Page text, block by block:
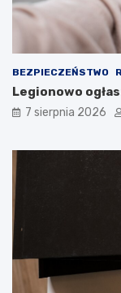
BEZPIECZEŃSTWO
Legionowo
7 sierpnia 2026